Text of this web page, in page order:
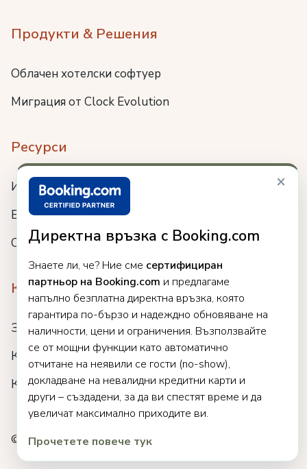
×
Директна връзка с Booking.com
Знаете ли, че? Ние сме сертифициран
партньор на Booking.com и предлагаме
напълно безплатна директна връзка, която
гарантира по-бързо и надеждно обновяване на
наличности, цени и ограничения. Възползвайте
се от мощни функции като автоматично
отчитане на неявили се гости (no-show),
докладване на невалидни кредитни карти и
други – създадени, за да ви спестят време и да
увеличат максимално приходите ви.
Прочетете повече тук
Продукти & Решения
Облачен хотелски софтуер
Миграция от Clock Evolution
Ресурси
Интеграции
Блог
Събития
Компания
За нас
Кариери
Клиенти
© 2025 Clock. Всички права запазени.